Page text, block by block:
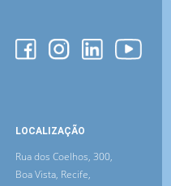
LOCALIZAÇÃO
Rua dos Coelhos, 300,
Boa Vista, Recife,